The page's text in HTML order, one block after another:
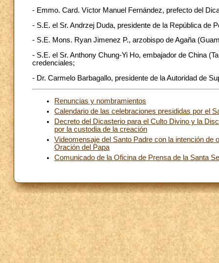
- Emmo. Card. Víctor Manuel Fernández, prefecto del
- S.E. el Sr. Andrzej Duda, presidente de la República de
- S.E. Mons. Ryan Jimenez P., arzobispo de Agaña
- S.E. el Sr. Anthony Chung-Yi Ho, embajador de China
credenciales;
- Dr. Carmelo Barbagallo, presidente de la Autoridad de
Renuncias y nombramientos
Calendario de las celebraciones presididas por el
Decreto del Dicasterio para el Culto Divino y la
por la custodia de la creación
Videomensaje del Santo Padre con la intención de
Oración del Papa
Comunicado de la Oficina de Prensa de la Santa